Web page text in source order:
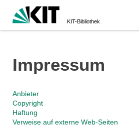
KIT-Bibliothek
Impressum
Anbieter
Copyright
Haftung
Verweise auf externe Web-Seiten